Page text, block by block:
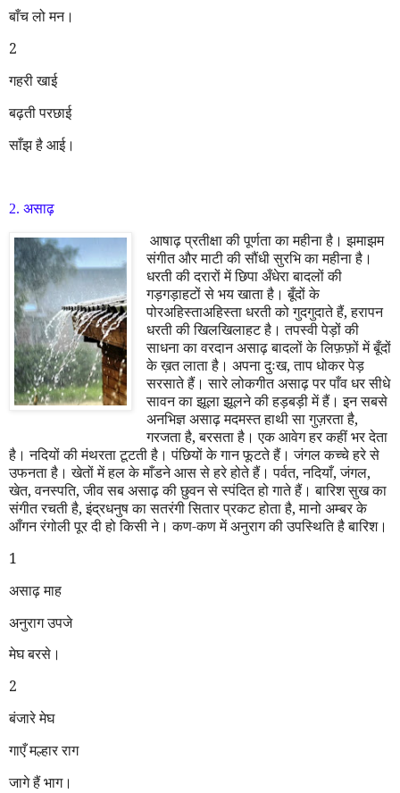
बाँच लो मन।
2
गहरी खाई
बढ़ती परछाई
साँझ है आई।
2. असाढ़
आषाढ़ प्रतीक्षा की पूर्णता का महीना है। झमाझम
संगीत और माटी की सौंधी सुरभि का महीना है।
धरती की दरारों में छिपा अँधेरा बादलों की
गड़गड़ाहटों से भय खाता है। बूँदों के
पोरअहिस्ताअहिस्ता धरती को गुदगुदाते हैं,हरापन
धरती की खिलखिलाहट है। तपस्वी पेड़ों की
साधना का वरदान असाढ़ बादलों के लिफ़फ़ों में बूँदों
के ख़त लाता है। अपना दुःख,ताप धोकर पेड़
सरसाते हैं। सारे लोकगीत असाढ़ पर पाँव धर सीधे
सावन का झूला झूलने की हड़बड़ी में हैं। इन सबसे
अनभिज्ञ असाढ़ मदमस्त हाथी सा गुज़रता है,
गरजता है,बरसता है। एक आवेग हर कहीं भर देता
है। नदियों की मंथरता टूटती है। पंछियों के गान फूटते हैं। जंगल कच्चे हरे से
उफनता है। खेतों में हल के माँडने आस से हरे होते हैं। पर्वत,नदियाँ,जंगल,
खेत,वनस्पति,जीव सब असाढ़ की छुवन से स्पंदित हो गाते हैं। बारिश सुख का
संगीत रचती है,इंद्रधनुष का सतरंगी सितार प्रकट होता है,मानो अम्बर के
आँगन रंगोली पूर दी हो किसी ने। कण-कण में अनुराग की उपस्थिति है बारिश।
1
असाढ़ माह
अनुराग उपजे
मेघ बरसे।
2
बंजारे मेघ
गाएँ मल्हार राग
जागे हैं भाग।